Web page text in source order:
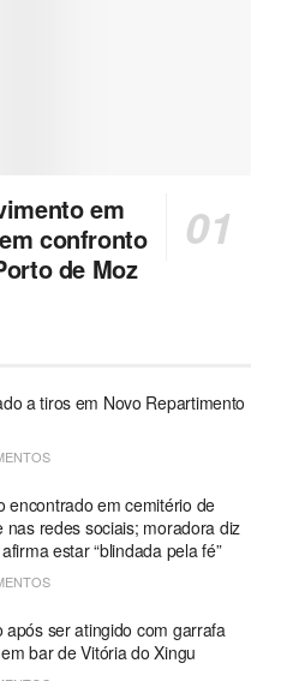
em
confronto
de Moz
a tiros em Novo Repartimento
encontrado em cemitério de
nas redes sociais; moradora diz
estar “blindada pela fé”
após ser atingido com garrafa
bar de Vitória do Xingu